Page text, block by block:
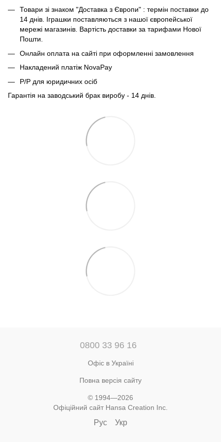
Товари зі знаком "Доставка з Європи" : термін поставки до
14 днів. Іграшки поставляються з нашої європейської
мережі магазинів. Вартість доставки за тарифами Нової
Пошти.
Онлайн оплата на сайті при оформленні замовлення
Накладений платіж NovaPay
Р/Р для юридичних осіб
Гарантія на заводський брак виробу - 14 днів.
0800 33 96 16
Офіс в Україні
Повна версія сайту
© 1994—2026
Офіційний сайт Hansa Creation Inc.
Рус Укр